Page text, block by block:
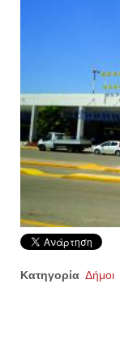
Κατηγορία Δήμοι